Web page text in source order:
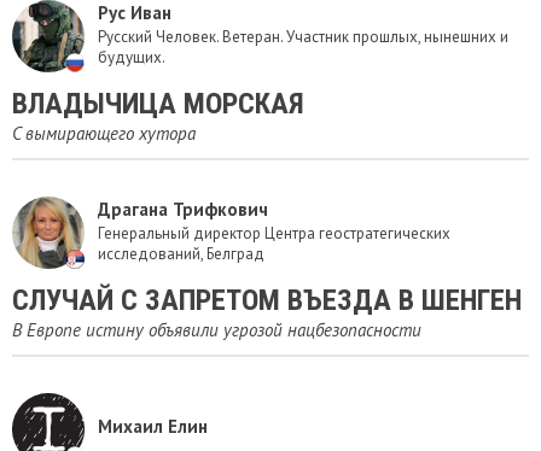
Рус Иван
Русский Человек. Ветеран. Участник прошлых, нынешних и
будущих.
ВЛАДЫЧИЦА МОРСКАЯ
C вымирающего хутора
Драгана Трифкович
Генеральный директор Центра геостратегических
исследований, Белград
СЛУЧАЙ С ЗАПРЕТОМ ВЪЕЗДА В ШЕНГЕН
В Европе истину объявили угрозой нацбезопасности
Михаил Елин